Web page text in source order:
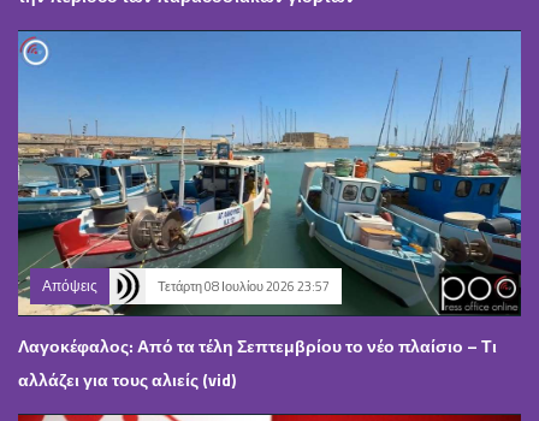
Απόψεις Τετάρτη 08 Ιουλίου 2026 23:57
Λαγοκέφαλος: Από τα τέλη Σεπτεμβρίου το νέο πλαίσιο – Τι
αλλάζει για τους αλιείς (vid)